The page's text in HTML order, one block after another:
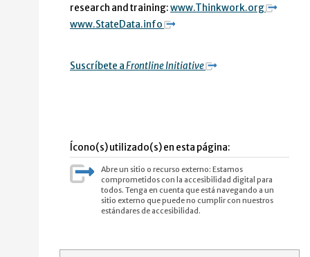
research and training:www.Thinkwork.org
www.StateData.info
Suscríbete aFrontline Initiative
Ícono(s) utilizado(s) en esta página:
Abre un sitio o recurso externo: Estamos
comprometidos con la accesibilidad digital para
todos. Tenga en cuenta que está navegando a un
sitio externo que puede no cumplir con nuestros
estándares de accesibilidad.